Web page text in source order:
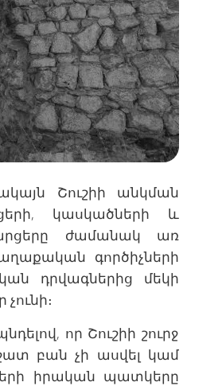
Շուշիի անկման
կասկածների և
ժամանակ առ
գործիչների
դրվագներից մեկի
որ Շուշիի շուրջ
բան չի ասվել կամ
իրական պատկերը